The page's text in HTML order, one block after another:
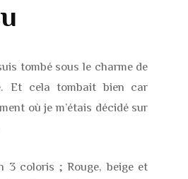
tombé sous le charme de
Et cela tombait bien car
où je m’étais décidé sur
3 coloris ; Rouge, beige et